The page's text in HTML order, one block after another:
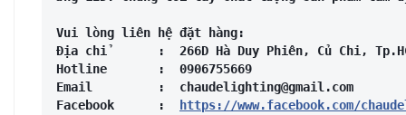
Vui lòng liên hệ đặt hàng:
Địa chỉ       :  266D Hà Duy Phiên, Củ Chi,
Hotline       :  0906755669
Email         :  chaudelighting@gmail.com
Facebook      :
https://www.facebook.com/